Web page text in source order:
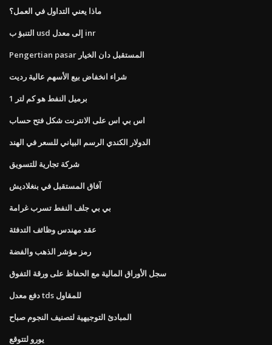
ماذا يعني التداول في العمل؟
التنبؤ ب usd إلى معدل inr
Pengertian pasar المستقبل دان الخيار
شراء انخفاض بيع الأسهم عالية رديت
1 برميل النفط هو كم لتر
اس بي اس على الانترنت شكل فتح حساب
الدولار الكندي الرسم البياني للسعر في الهند
شركة تجارية للتسويق
آفاق المستقبل في بنغلاديش
بي بي جلف النفط تسرب غرامة
عقد مهندس وظائف التدفئة
رمز مؤشر الذهب والفضة
سجل الأوراق المالية مع الحفاظ على ورقة التفوق
دفع معدل tds للمقاول
المبادئ التوجيهية لتصنيف النجوم صباح
يورو لتتوقع